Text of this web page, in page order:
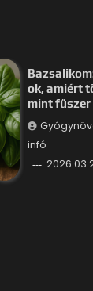
ok, amiért
mint fűszer
infó